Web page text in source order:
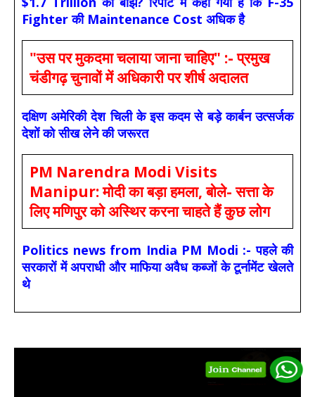
Fighter की Maintenance Cost अधिक है
"उस पर मुकदमा चलाया जाना चाहिए" :- प्रमुख
चंडीगढ़ चुनावों में अधिकारी पर शीर्ष अदालत
दक्षिण अमेरिकी देश चिली के इस कदम से बड़े कार्बन उत्सर्जक
देशों को सीख लेने की जरूरत
PM Narendra Modi Visits
Manipur: मोदी का बड़ा हमला, बोले- सत्ता के
लिए मणिपुर को अस्थिर करना चाहते हैं कुछ लोग
Politics news from India PM Modi :- पहले की
सरकारों में अपराधी और माफिया अवैध कब्जों के टूर्नामेंट खेलते
थे